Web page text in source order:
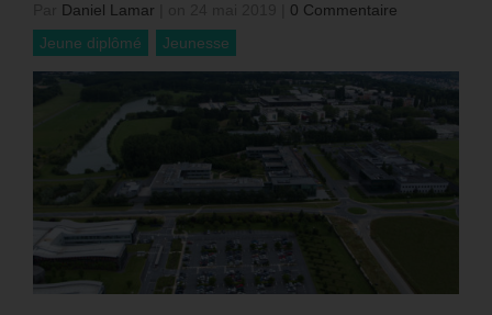
Daniel Lamar
0 Commentaire
Jeune diplômé
Jeunesse